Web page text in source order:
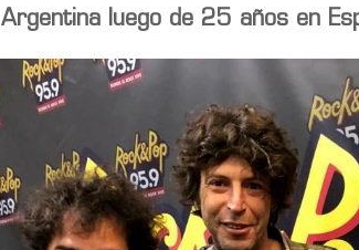
luego de 25 años en